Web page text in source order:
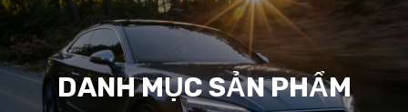
DANH MỤC SẢN PHẨM